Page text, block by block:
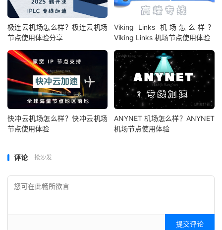
极连云机场怎么样？极连云机场
节点使用体验分享
Viking Links 机场怎么样？
Viking Links 机场节点使用体验
快冲云机场怎么样？快冲云机场
节点使用体验
ANYNET 机场怎么样？ANYNET
机场节点使用体验
评论 抢沙发
提交评论